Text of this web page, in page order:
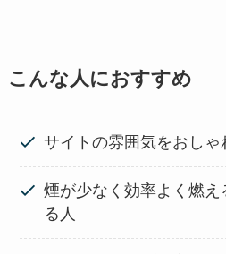
こんな人におすすめ
サイトの雰囲気をおしゃ
煙が少なく効率よく燃
る人